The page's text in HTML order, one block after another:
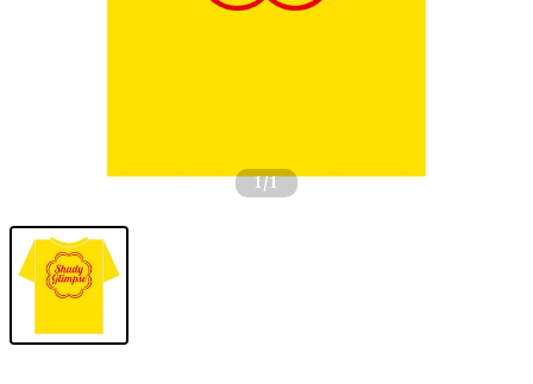
1/1